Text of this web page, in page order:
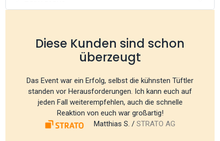
Diese Kunden sind schon
überzeugt
Das Event war ein Erfolg, selbst die kühnsten Tüftler
standen vor Herausforderungen. Ich kann euch auf
jeden Fall weiterempfehlen, auch die schnelle
Reaktion von euch war großartig!
Matthias S. / STRATO AG